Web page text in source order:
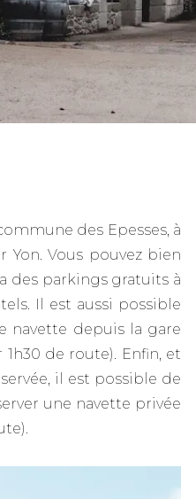
des Epesses, à
Vous pouvez bien
des parkings gratuits à
Il est aussi possible
navette depuis la gare
de route). Enfin, et
il est possible de
une navette privée